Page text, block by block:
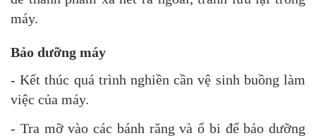
máy.
Bảo dưỡng máy
- Kết thúc quá trình nghiền cần vệ sinh buồng làm
việc của máy.
- Tra mỡ vào các bánh răng và ổ bi để bảo dưỡng